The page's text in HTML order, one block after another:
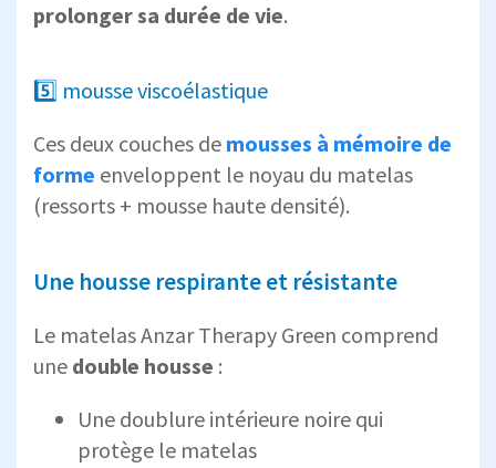
prolonger sa durée de vie.
5️⃣ mousse viscoélastique
Ces deux couches de mousses à mémoire de
forme enveloppent le noyau du matelas
(ressorts + mousse haute densité).
Une housse respirante et résistante
Le matelas Anzar Therapy Green comprend
une double housse :
Une doublure intérieure noire qui
protège le matelas